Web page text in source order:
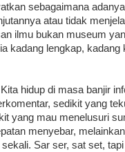
sebagaimana
atau tidak
ilmu bukan museum
kadang lengkap, kadang
hidup di masa banjir
sedikit yang
yang mau menelusuri
menyebar,
Sar ser, sat set,